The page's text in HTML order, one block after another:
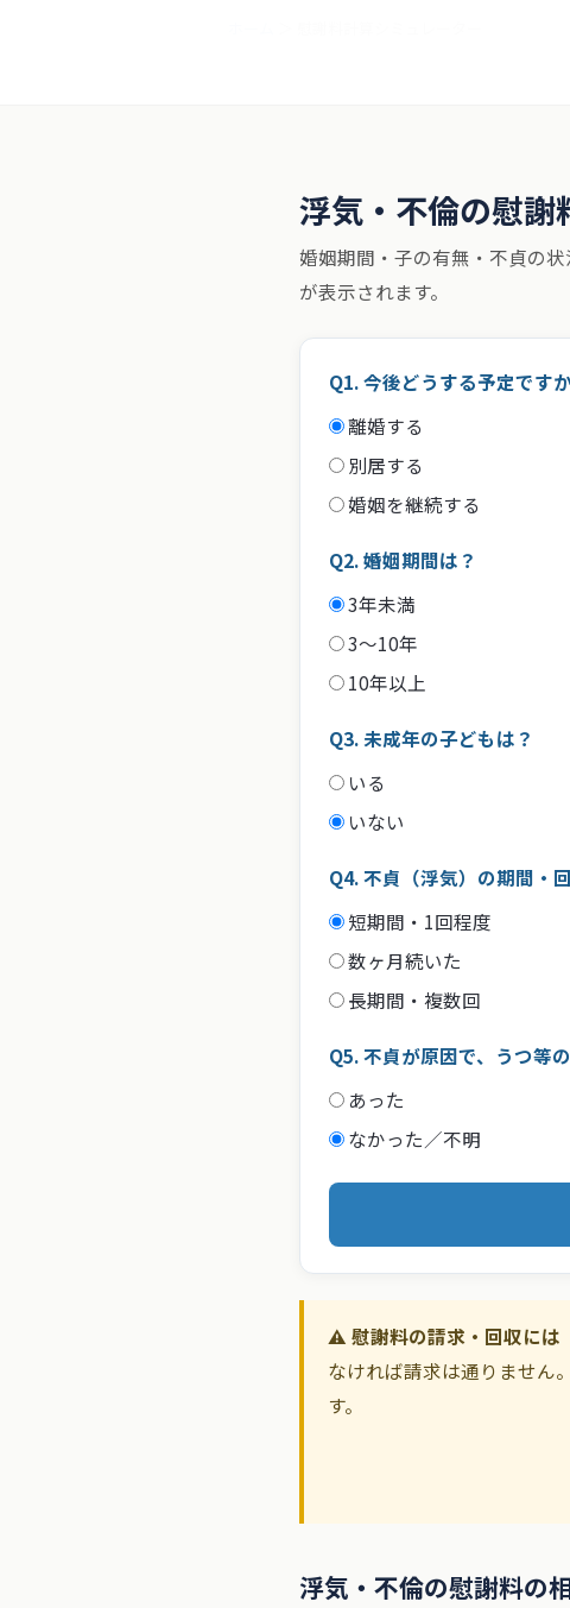
浮気・不倫の慰
婚姻期間・子の有無・不貞の状
が表示されます。
Q1. 今後どうする予定です
離婚する
別居する
婚姻を継続する
Q2. 婚姻期間は？
3年未満
3〜10年
10年以上
Q3. 未成年の子どもは？
いる
いない
Q4. 不貞（浮気）の期間・
短期間・1回程度
数ヶ月続いた
長期間・複数回
Q5. 不貞が原因で、うつ等
あった
なかった／不明
⚠️ 慰謝料の請求・回収には
なければ請求は通りません
す。
浮気・不倫の慰謝料の